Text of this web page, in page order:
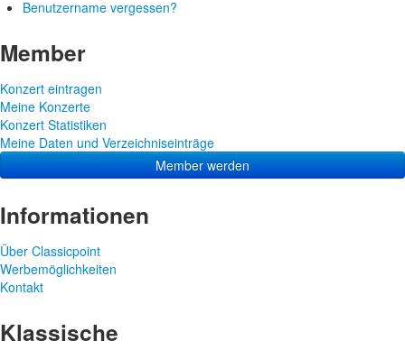
Benutzername vergessen?
Member
Konzert eintragen
Meine Konzerte
Konzert Statistiken
Meine Daten und Verzeichniseinträge
Member werden
Informationen
Über Classicpoint
Werbemöglichkeiten
Kontakt
Klassische